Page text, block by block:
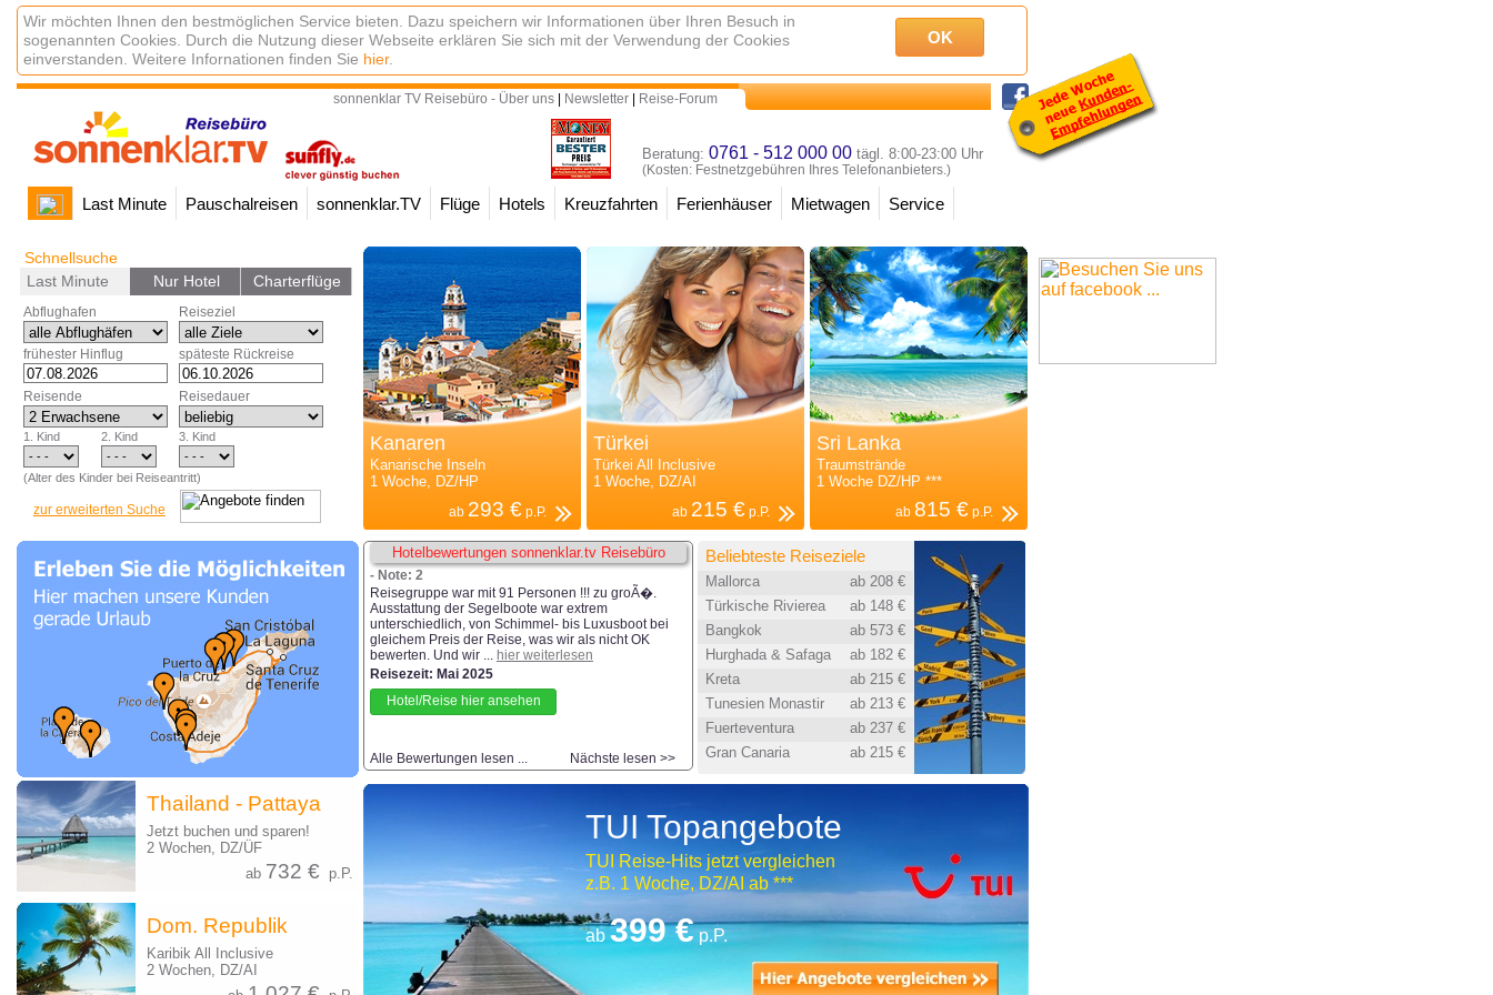
Wir möchten Ihnen den bestmöglichen Service bieten. Dazu speichern wir Informationen über Ihren Besuch in
sogenannten Cookies. Durch die Nutzung dieser Webseite erklären Sie sich mit der Verwendung der Cookies
einverstanden. Weitere Infornationen finden Sie hier.
OK
sonnenklar TV Reisebüro - Über uns Newsletter Reise-Forum
Beratung: 0761 - 512 000 00 tägl. 8:00-23:00 Uhr
(Kosten: Festnetzgebühren Ihres Telefonanbieters.)
Last Minute Pauschalreisen sonnenklar.TV Flüge Hotels Kreuzfahrten Ferienhäuser Mietwagen Service
Schnellsuche
Last Minute
Nur Hotel Charterflüge
Abflughafen Reiseziel
frühester Hinflug späteste Rückreise
Reisende Reisedauer
1. Kind 2. Kind 3. Kind
(Alter des Kinder bei Reiseantritt)
zur erweiterten Suche
Kanaren
Kanarische Inseln
1 Woche, DZ/HP
ab 293 € p.P.
Türkei
Türkei All Inclusive
1 Woche, DZ/AI
ab 215 € p.P.
Sri Lanka
Traumstrände
1 Woche DZ/HP ***
ab 815 € p.P.
Thailand - Pattaya
Jetzt buchen und sparen!
2 Wochen, DZ/ÜF
ab 732 € p.P.
Dom. Republik
Karibik All Inclusive
2 Wochen, DZ/AI
Hotelbewertungen sonnenklar.tv Reisebüro
- Note: 2
Reisegruppe war mit 91 Personen !!! zu groÃ�.
Ausstattung der Segelboote war extrem
unterschiedlich, von Schimmel- bis Luxusboot bei
gleichem Preis der Reise, was wir als nicht OK
bewerten. Und wir ... hier weiterlesen
Reisezeit: Mai 2025
Hotel/Reise hier ansehen
Alle Bewertungen lesen ... Nächste lesen >>
Beliebteste Reiseziele
Mallorca
ab 208 €
Türkische Rivierea
ab 148 €
Bangkok
ab 573 €
Hurghada & Safaga
ab 182 €
Kreta
ab 215 €
Tunesien Monastir
ab 213 €
Fuerteventura
ab 237 €
Gran Canaria
ab 215 €
TUI Topangebote
TUI Reise-Hits jetzt vergleichen
z.B. 1 Woche, DZ/AI ab ***
ab 399 € p.P.